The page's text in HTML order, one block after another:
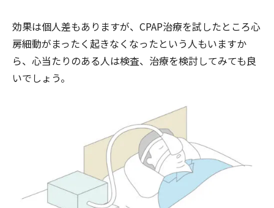
効果は個人差もありますが、CPAP治療を試したところ心
房細動がまったく起きなくなったという人もいますか
ら、心当たりのある人は検査、治療を検討してみても良
いでしょう。